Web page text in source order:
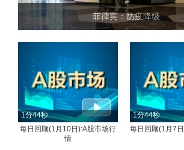
菲律宾：防疫降级
1分44秒
每日回顾(1月10日):A股市场行
情
1分44秒
每日回顾(1月7